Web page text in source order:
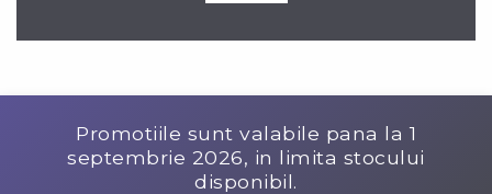
Promotiile sunt valabile pana la 1
septembrie 2026, in limita stocului
disponibil.